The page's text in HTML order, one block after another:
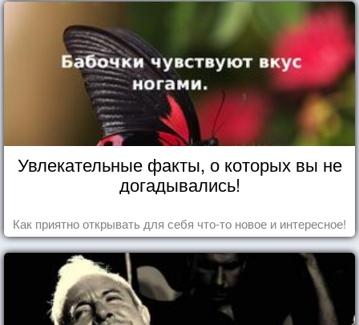
Увлекательные факты, о которых вы не
догадывались!
Как приятно открывать для себя что-то новое и интересное!